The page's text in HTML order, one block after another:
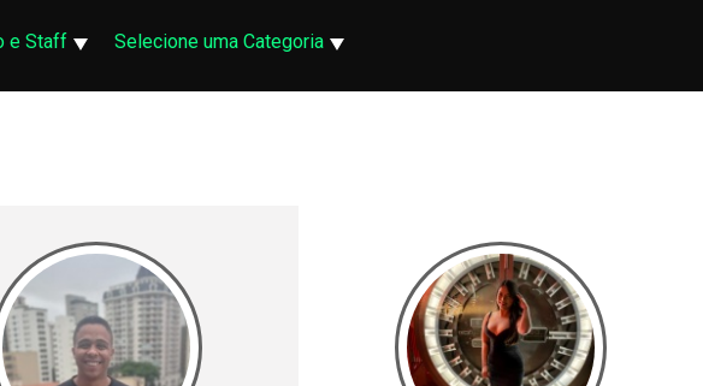
e Staff Selecione uma Categoria